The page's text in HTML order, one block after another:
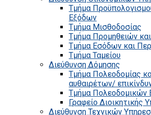
Τμήμα
Εξόδων
Τμήμα Μισθοδοσίας
Τμήμα Προμηθειών
Τμήμα Εσόδων και
Τμήμα Ταμείου
Διεύθυνση Δόμησης
Τμήμα Πολεοδομίας
αυθαιρέτων/
Τμήμα Πολεοδομικών
Γραφείο Διοικητικής
Διεύθυνση Τεχνικών